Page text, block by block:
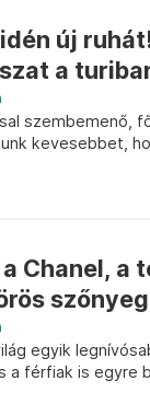
új
a
szembemenő,
kevesebbet,
Chanel,
szőnyeg
egyik
a férfiak is egyre